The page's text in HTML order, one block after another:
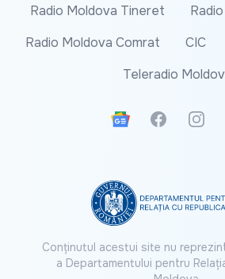
Radio Moldova Tineret
Radio Moldova Comrat
CIC
Teleradio
Google News
Facebook
Conținutul acestui site nu
a Departamentului pentru